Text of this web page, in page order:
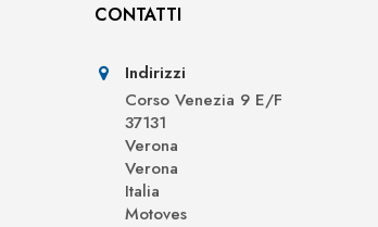
CONTATTI
Indirizzi
Corso Venezia 9 E/F
37131
Verona
Verona
Italia
Motoves